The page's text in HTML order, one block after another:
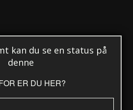
kan du se en status på
denne
ER DU HER?